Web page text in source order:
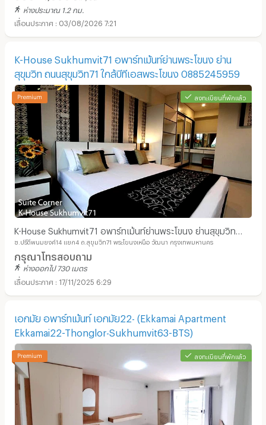
ห่างประมาณ 1.2 กม.
03/08/2026 7:21
K-House Sukhumvit71 อพาร์ทเม้นท์ย่านพระโขนง ย่าน
สุขุมวิท ถนนสุขุมวิท71 ใกล้บีทีเอสพระโขนง 0885245959
ลงทะเบียนที่พักแล้ว
K-House Sukhumvit71 อพาร์ทเม้นท์ย่านพระโขนง ย่านสุขุมวิท
ถนนสุขุมวิท71 ใกล้บีทีเอสพระโขนง 0885245959
ซ.ปรีดีพนมยงค์14 แยก4 ถ.สุขุมวิท71 พระโขนงเหนือ วัฒนา กรุงเทพมหานคร
กรุณาโทรสอบถาม
ห่างออกไป 730 เมตร
17/11/2025 6:29
เอกมัย อพาร์ทเม้นท์ เอกมัย22- (Ekkamai Apartment
Ekkamai22-Thonglor-Sukhumvit63-BTS)
ลงทะเบียนที่พักแล้ว